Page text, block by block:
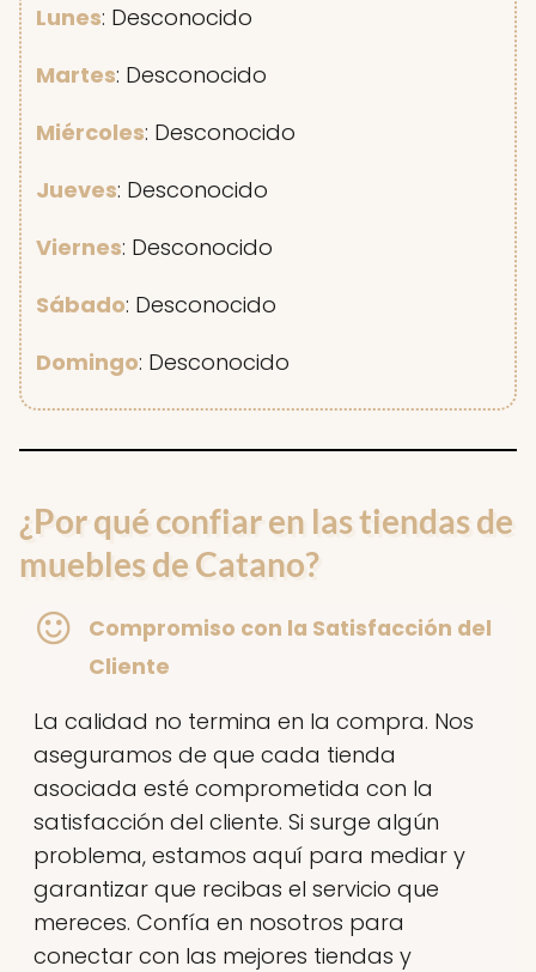
Lunes: Desconocido
Martes: Desconocido
Miércoles: Desconocido
Jueves: Desconocido
Viernes: Desconocido
Sábado: Desconocido
Domingo: Desconocido
¿Por qué confiar en las tiendas de
muebles de Catano?
Compromiso con la Satisfacción del
Cliente
La calidad no termina en la compra. Nos
aseguramos de que cada tienda
asociada esté comprometida con la
satisfacción del cliente. Si surge algún
problema, estamos aquí para mediar y
garantizar que recibas el servicio que
mereces. Confía en nosotros para
conectar con las mejores tiendas y